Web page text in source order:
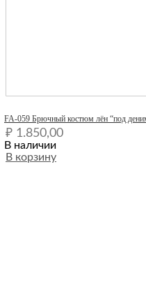
FA-059 Брючный костюм лён “под
₽ 1.850,00
В наличии
В корзину